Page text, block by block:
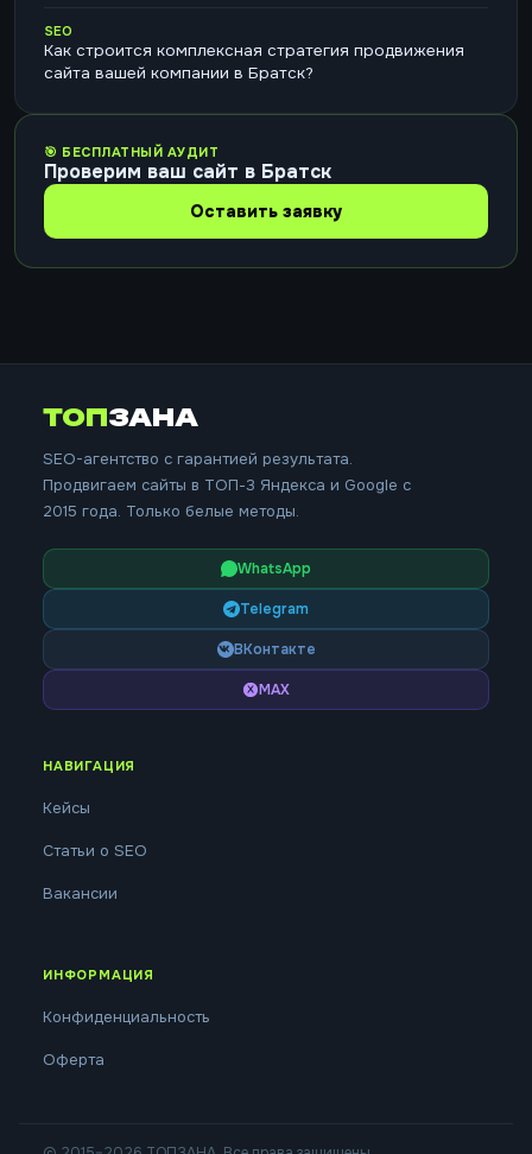
SEO
Как строится комплексная стратегия продвижения
сайта вашей компании в Братск?
🎯 БЕСПЛАТНЫЙ АУДИТ
Проверим ваш сайт в Братск
Оставить заявку
ТОПЗАНА
SEO-агентство с гарантией результата.
Продвигаем сайты в ТОП-3 Яндекса и Google с
2015 года. Только белые методы.
WhatsApp
Telegram
ВКонтакте
MAX
НАВИГАЦИЯ
Кейсы
Статьи о SEO
Вакансии
ИНФОРМАЦИЯ
Конфиденциальность
Оферта